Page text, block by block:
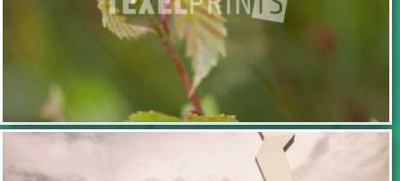
TOEVOEGEN